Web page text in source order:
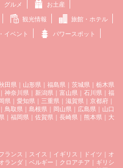
グルメ お土産
観光情報 旅館・ホテル
イベント パワースポット
田県 ｜ 山形県 ｜福島県 ｜茨城県 ｜栃木県
｜神奈川県 ｜ 新潟県 ｜富山県 ｜石川県 ｜福
県 ｜愛知県 ｜ 三重県 ｜滋賀県 ｜京都府 ｜
｜ 鳥取県 ｜島根県 ｜ 岡山県 ｜ 広島県 ｜ 山口
｜福岡県 ｜佐賀県 ｜長崎県 ｜ 熊本県 ｜ 大
ランス ｜ スイス ｜ イギリス ｜ ドイツ ｜ オ
ランダ ｜ベルギー ｜ クロアチア ｜ ギリシ